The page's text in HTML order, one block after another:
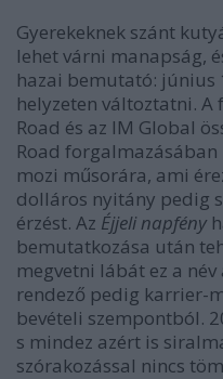
Gyerekeknek szánt
lehet várni manapság,
hazai bemutató: június
helyzeten változtatni.
Road és az IM Global
Road
mozi műsorára, ami
dolláros nyitány pedig
érzést. Az Éjjeli napfény
bemutatkozása után
megvetni lábát ez a
rendező pedig karrier-
bevételi szempontból.
s mindez azért is
szórakozással nincs